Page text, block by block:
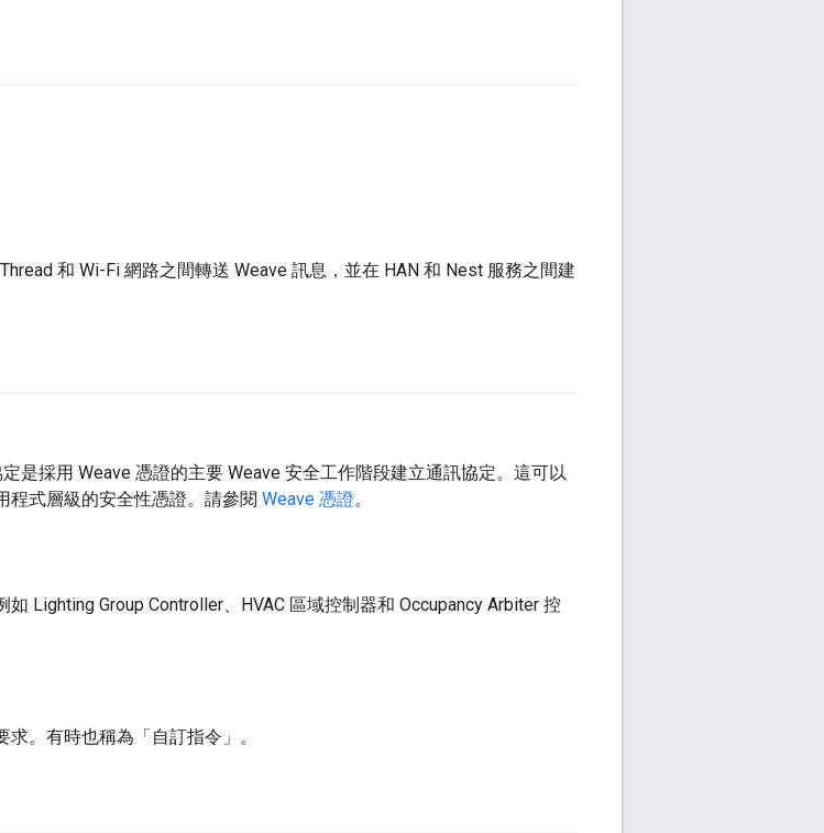
和 Wi-Fi 網路之間轉送 Weave 訊息，並在 HAN 和 Nest 服務之間建
是採用 Weave 憑證的主要 Weave 安全工作階段建立通訊協定。這可以
程式層級的安全性憑證。請參閱 Weave 憑證。
如 Lighting Group Controller、HVAC 區域控制器和 Occupancy Arbiter 控
。有時也稱為「自訂指令」 。